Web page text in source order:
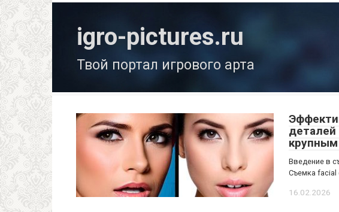
igro-pictures.ru
Твой портал игрового арта
деталей
Введение в
Съемка facial
16.02.2026